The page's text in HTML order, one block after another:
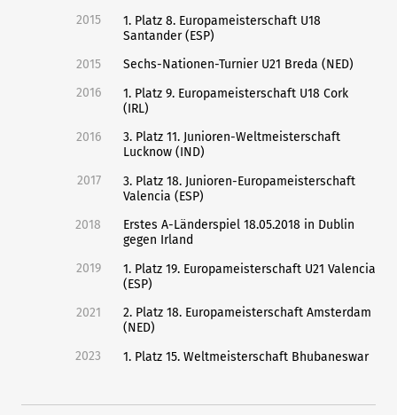
2015
1. Platz 8. Europameisterschaft U18
Santander (ESP)
2015
Sechs-Nationen-Turnier U21 Breda (NED)
2016
1. Platz 9. Europameisterschaft U18 Cork
(IRL)
2016
3. Platz 11. Junioren-Weltmeisterschaft
Lucknow (IND)
2017
3. Platz 18. Junioren-Europameisterschaft
Valencia (ESP)
2018
Erstes A-Länderspiel 18.05.2018 in Dublin
gegen Irland
2019
1. Platz 19. Europameisterschaft U21 Valencia
(ESP)
2021
2. Platz 18. Europameisterschaft Amsterdam
(NED)
2023
1. Platz 15. Weltmeisterschaft Bhubaneswar